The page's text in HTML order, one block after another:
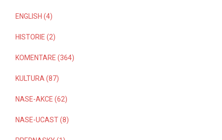
ENGLISH (4)
HISTORIE (2)
KOMENTARE (364)
KULTURA (87)
NASE-AKCE (62)
NASE-UCAST (8)